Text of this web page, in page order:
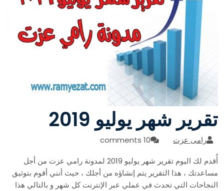
تقرير شهر يوليو 2019
رامى عزت
10 comments
أُقدم لك اليوم تقرير شهر يوليو 2019 لمدونة رامي عزت من أجل
مساعدتك ، هذا التقرير يتم إنشاؤه من أجلك ، حيث أنني أقوم بتوثيق
النجاحات التي تحدث في عملي عبر الإنترنت كل شهر و بالتالي هذا